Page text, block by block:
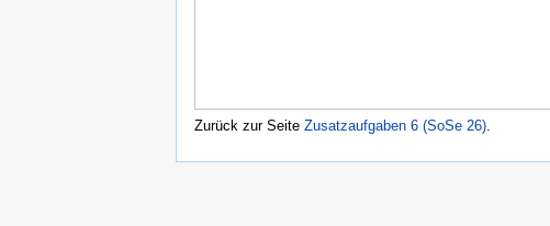
Zurück zur Seite Zusatzaufgaben 6 (SoSe 26).